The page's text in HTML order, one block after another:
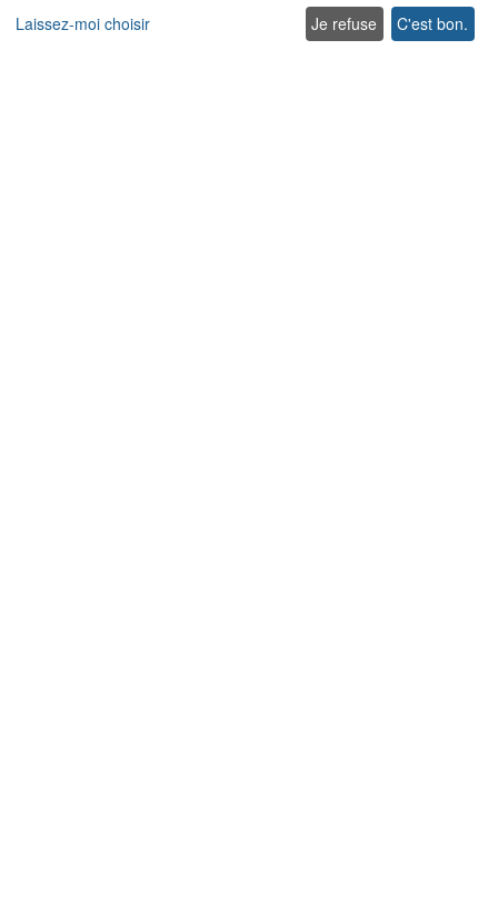
Villas traditionnelles
Villas acceptant les animaux de compagnie en Crète
Laissez-moi choisir
Je refuse C'est bon.